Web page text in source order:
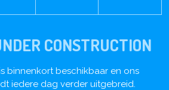
CONSTRUCTION
binnenkort beschikbaar en ons
iedere dag verder uitgebreid.